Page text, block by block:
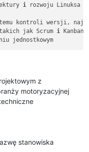
i rozwoju Linuksa
kontroli wersji,
takich jak Scrum i Kanban
z
motoryzacyjnej
stanowiska